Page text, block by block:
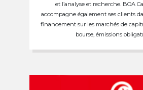
et l’analyse et recherche. BOA
accompagne également ses clients
financement sur les marchés de
bourse, émissions